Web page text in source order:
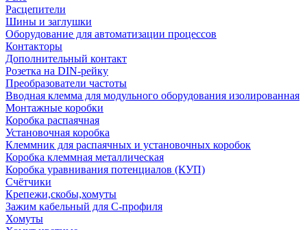
Расцепители
Шины и заглушки
Оборудование для автоматизации процессов
Контакторы
Дополнительный контакт
Розетка на DIN-рейку
Преобразователи частоты
Вводная клемма для модульного оборудования изолированная
Монтажные коробки
Коробка распаячная
Установочная коробка
Клеммник для распаячных и установочных коробок
Коробка клеммная металлическая
Коробка уравнивания потенциалов (КУП)
Счётчики
Крепежи,скобы,хомуты
Зажим кабельный для С-профиля
Хомуты